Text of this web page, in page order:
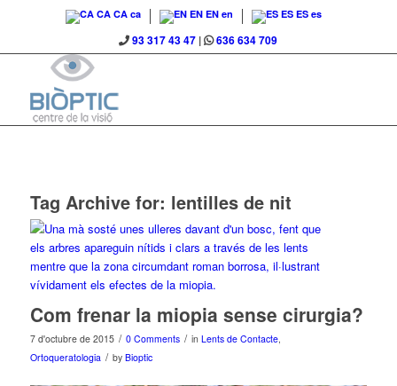
CA CA ca EN EN en ES ES es
93 317 43 47 | 636 634 709
Tag Archive for: lentilles de nit
Com frenar la miopia sense cirurgia?
7 d'octubre de 2015 / 0 Comments / in Lents de Contacte,
Ortoqueratologia / by Bioptic